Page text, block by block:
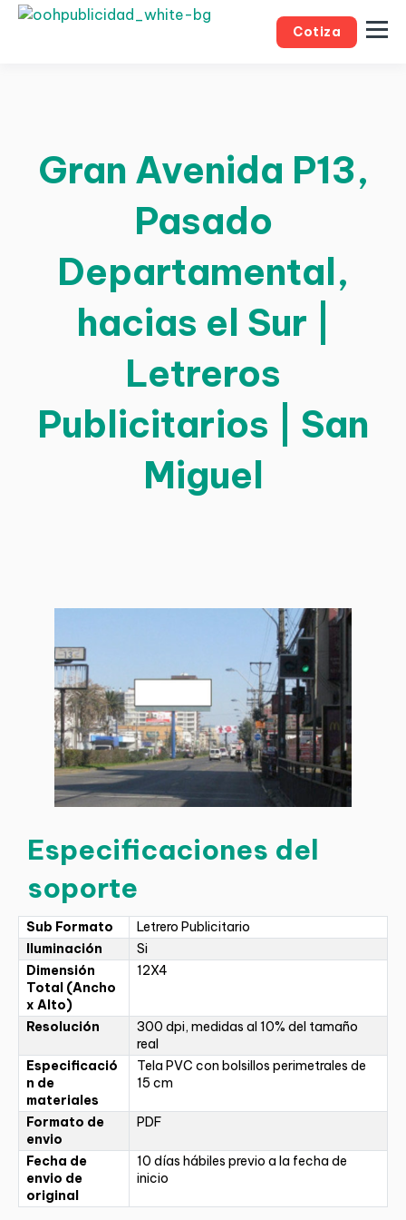
Cotiza
Gran Avenida P13,
Pasado
Departamental,
hacias el Sur |
Letreros
Publicitarios | San
Miguel
Especificaciones del
soporte
Sub Formato
Letrero Publicitario
Iluminación
Si
Dimensión
Total (Ancho
x Alto)
12X4
Resolución
300 dpi, medidas al 10% del tamaño
real
Especificació
n de
materiales
Tela PVC con bolsillos perimetrales de
15 cm
Formato de
envio
PDF
Fecha de
envio de
original
10 días hábiles previo a la fecha de
inicio